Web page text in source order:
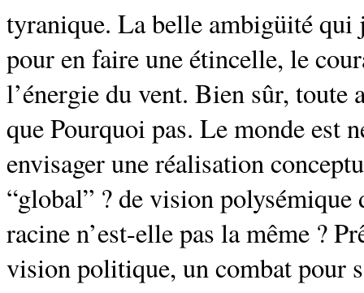
tyranique. La belle ambigüité
pour en faire une étincelle, le
l’énergie du vent. Bien sûr, toute
que Pourquoi pas. Le monde est
envisager une réalisation
“global” ? de vision
racine n’est-elle pas la même ?
vision politique, un combat pour